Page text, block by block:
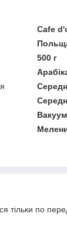
Cafe
500 г
тільки по